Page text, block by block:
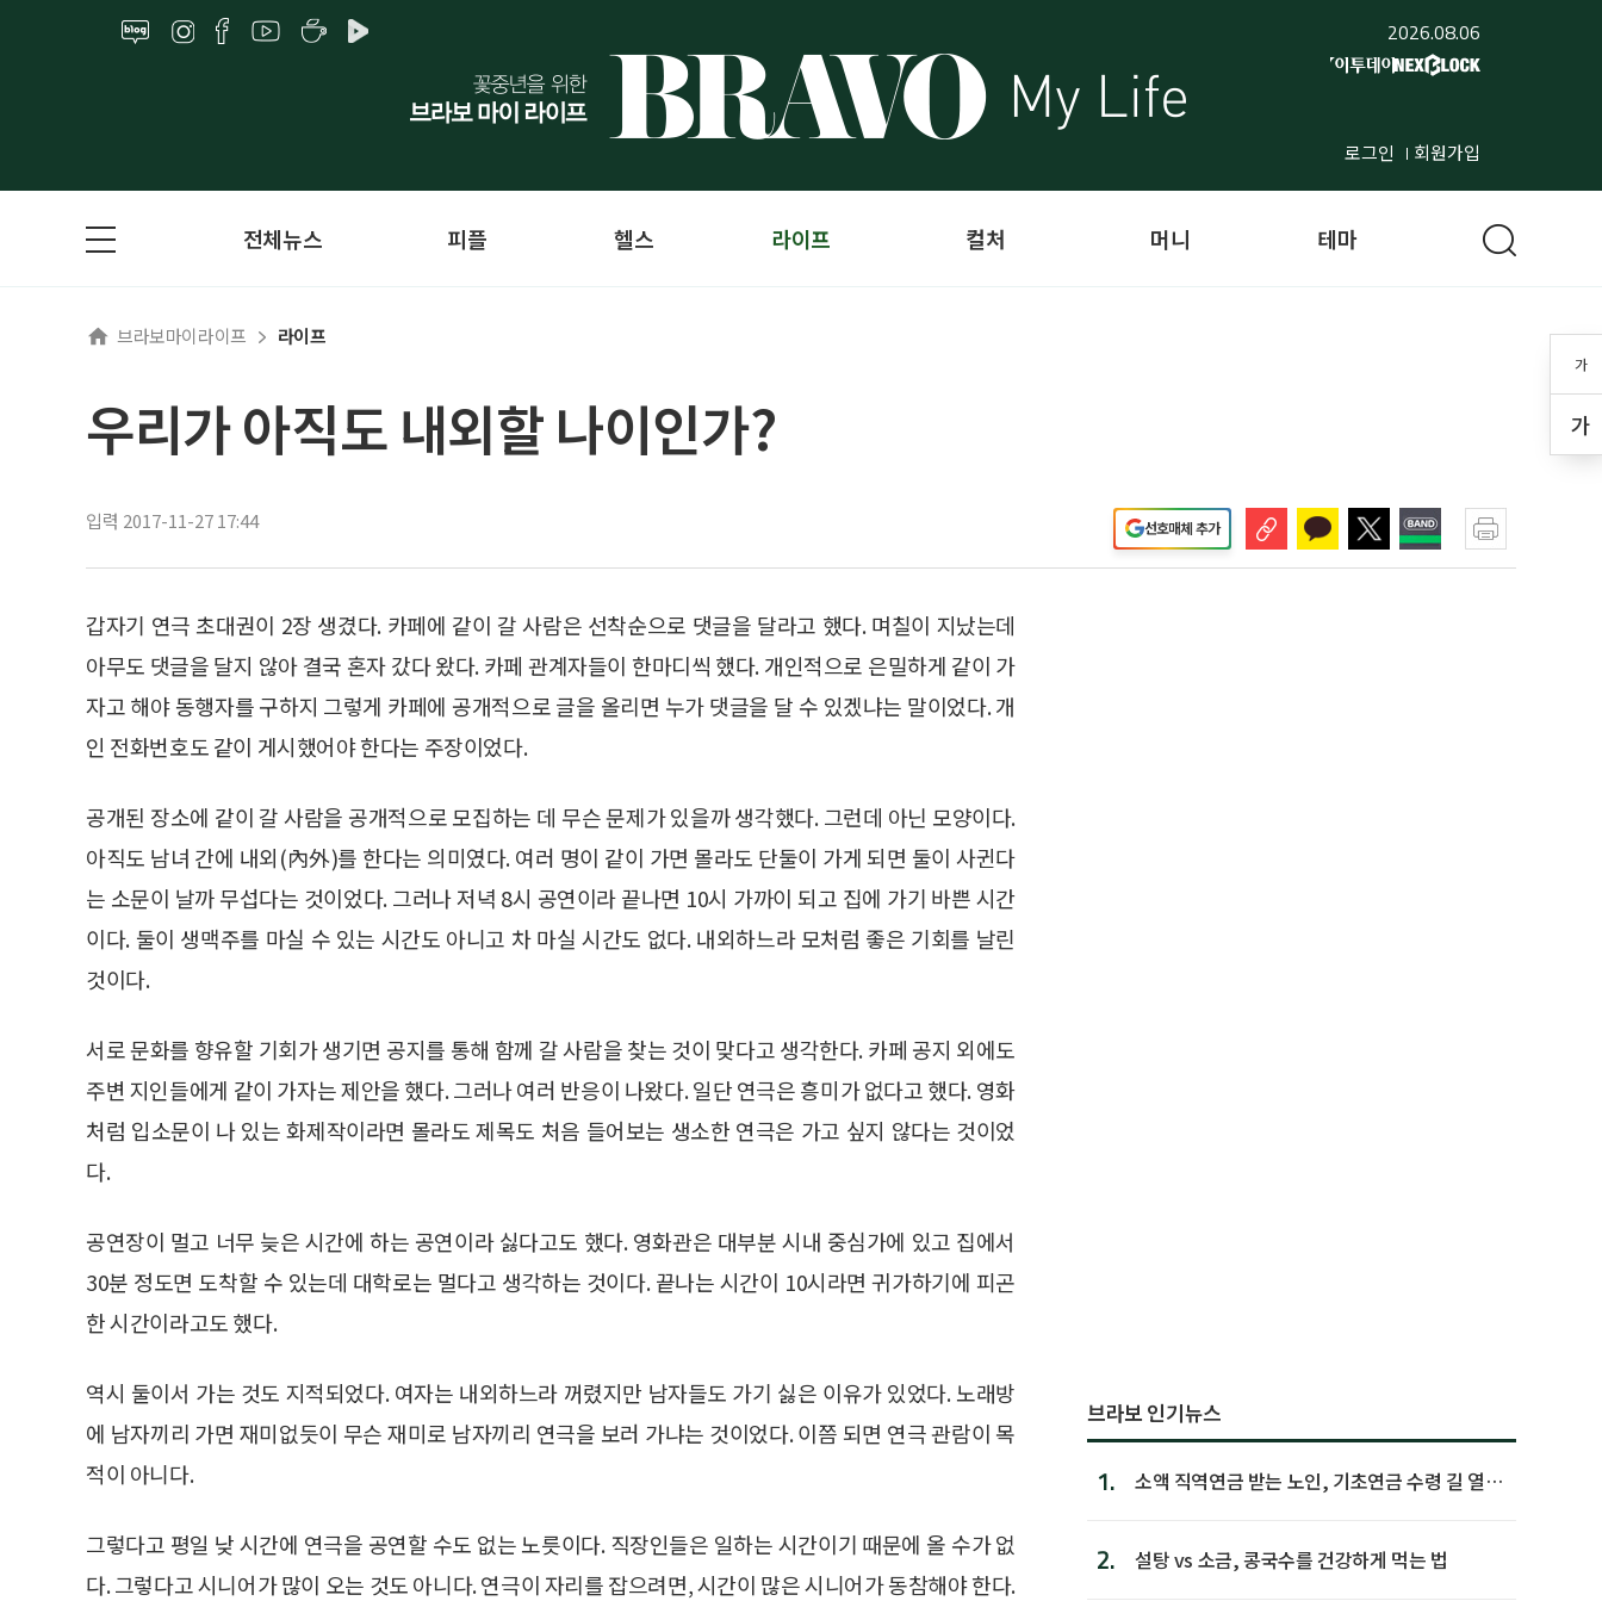
2026.08.06
로그인 회원가입
가
가
전체뉴스 피플 헬스 라이프 컬처 머니 테마
브라보마이라이프 라이프
우리가 아직도 내외할 나이인가?
입력 2017-11-27 17:44 선호매체 추가
갑자기 연극 초대권이 2장 생겼다. 카페에 같이 갈 사람은 선착순으로 댓글을 달라고 했다. 며칠이 지났는데
아무도 댓글을 달지 않아 결국 혼자 갔다 왔다. 카페 관계자들이 한마디씩 했다. 개인적으로 은밀하게 같이 가
자고 해야 동행자를 구하지 그렇게 카페에 공개적으로 글을 올리면 누가 댓글을 달 수 있겠냐는 말이었다. 개
인 전화번호도 같이 게시했어야 한다는 주장이었다.
공개된 장소에 같이 갈 사람을 공개적으로 모집하는 데 무슨 문제가 있을까 생각했다. 그런데 아닌 모양이다.
아직도 남녀 간에 내외(內外)를 한다는 의미였다. 여러 명이 같이 가면 몰라도 단둘이 가게 되면 둘이 사귄다
는 소문이 날까 무섭다는 것이었다. 그러나 저녁 8시 공연이라 끝나면 10시 가까이 되고 집에 가기 바쁜 시간
이다. 둘이 생맥주를 마실 수 있는 시간도 아니고 차 마실 시간도 없다. 내외하느라 모처럼 좋은 기회를 날린
것이다.
서로 문화를 향유할 기회가 생기면 공지를 통해 함께 갈 사람을 찾는 것이 맞다고 생각한다. 카페 공지 외에도
주변 지인들에게 같이 가자는 제안을 했다. 그러나 여러 반응이 나왔다. 일단 연극은 흥미가 없다고 했다. 영화
처럼 입소문이 나 있는 화제작이라면 몰라도 제목도 처음 들어보는 생소한 연극은 가고 싶지 않다는 것이었
다.
공연장이 멀고 너무 늦은 시간에 하는 공연이라 싫다고도 했다. 영화관은 대부분 시내 중심가에 있고 집에서
30분 정도면 도착할 수 있는데 대학로는 멀다고 생각하는 것이다. 끝나는 시간이 10시라면 귀가하기에 피곤
한 시간이라고도 했다.
역시 둘이서 가는 것도 지적되었다. 여자는 내외하느라 꺼렸지만 남자들도 가기 싫은 이유가 있었다. 노래방
에 남자끼리 가면 재미없듯이 무슨 재미로 남자끼리 연극을 보러 가냐는 것이었다. 이쯤 되면 연극 관람이 목
적이 아니다.
그렇다고 평일 낮 시간에 연극을 공연할 수도 없는 노릇이다. 직장인들은 일하는 시간이기 때문에 올 수가 없
다. 그렇다고 시니어가 많이 오는 것도 아니다. 연극이 자리를 잡으려면, 시간이 많은 시니어가 동참해야 한다.
브라보 인기뉴스
1.
소액 직역연금 받는 노인, 기초연금 수령 길 열린
2. 설탕 vs 소금, 콩국수를 건강하게 먹는 법